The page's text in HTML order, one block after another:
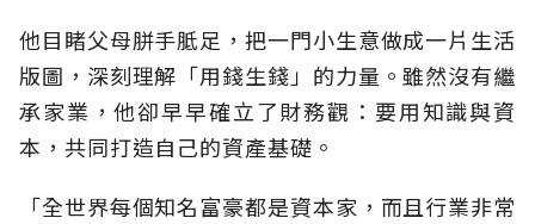
他目睹父母胼手胝足，把一門小生意做成一片生活
版圖，深刻理解「用錢生錢」的力量。雖然沒有繼
承家業，他卻早早確立了財務觀：要用知識與資
本，共同打造自己的資產基礎。
「全世界每個知名富豪都是資本家，而且行業非常